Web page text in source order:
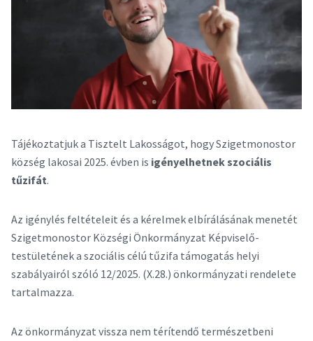
Tájékoztatjuk a Tisztelt Lakosságot, hogy Szigetmonostor
község lakosai 2025. évben is igényelhetnek szociális
tűzifát.
Az igénylés feltételeit és a kérelmek elbírálásának menetét
Szigetmonostor Községi Önkormányzat Képviselő-
testületének a szociális célú tűzifa támogatás helyi
szabályairól szóló 12/2025. (X.28.) önkormányzati rendelete
tartalmazza.
Az önkormányzat vissza nem térítendő természetbeni